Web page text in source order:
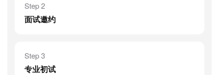
Step 2
面试邀约
Step 3
专业初试